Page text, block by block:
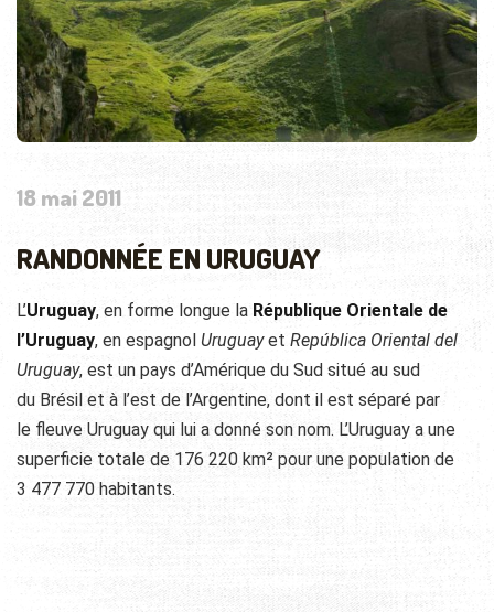
18 mai 2011
RANDONNÉE EN URUGUAY
L’Uruguay, en forme longue la République Orientale de
l’Uruguay, en espagnol Uruguayet República Oriental del
Uruguay, est un pays d’Amérique du Sud situé au sud
du Brésil et à l’est de l’Argentine, dont il est séparé par
le fleuve Uruguay qui lui a donné son nom. L’Uruguay a une
superficie totale de 176 220 km² pour une population de
3 477 770 habitants.